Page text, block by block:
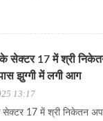
के सेक्टर 17 में श्री
झुग्गी में लगी आग
13:17
सेक्टर 17 में श्री निकेतन